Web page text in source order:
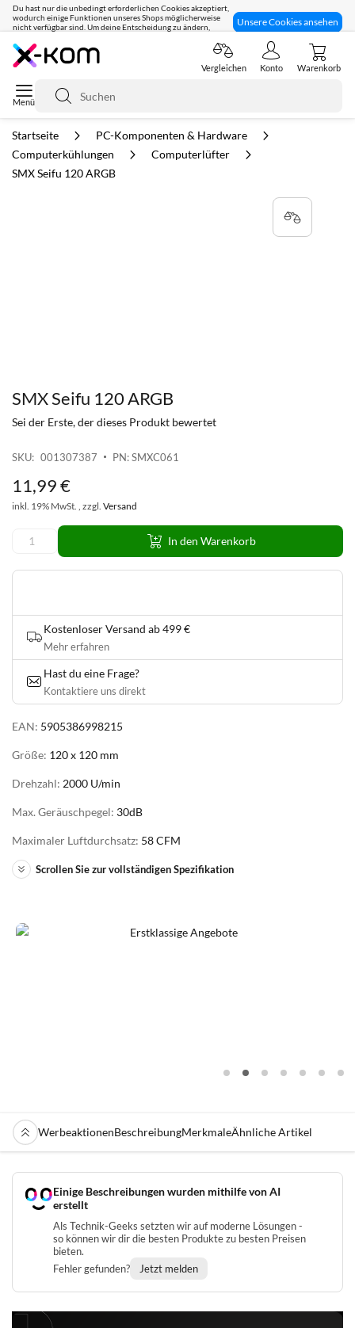
Du hast nur die unbedingt erforderlichen Cookies akzeptiert,
wodurch einige Funktionen unseres Shops möglicherweise
nicht verfügbar sind. Um deine Entscheidung zu ändern,
Unsere Cookies ansehen
Seit 8 Jahren für dich da!
Suche
Vergleichen Konto Warenkorb
Startseite
PC-Komponenten & Hardware
Computerkühlungen
Computerlüfter
SMX Seifu 120 ARGB
SMX Seifu 120 ARGB
SKU 001307387 PN: SMXC061
Sei der Erste, der dieses Produkt bewertet
EAN: 5905386998215
Größe: 120 x 120 mm
Drehzahl: 2000 U/min
Max. Geräuschpegel: 30dB
Maximaler Luftdurchsatz: 58 CFM
Scrollen Sie zur vollständigen Spezifikation
11,99€
inkl. 19% MwSt. , zzgl. Versand
In den Warenkorb
Kostenloser Versand ab 499 €
Mehr erfahren
Hast du eine Frage?
Kontaktiere uns direkt
Zum
Bildgalerie
WerbeaktionenBeschreibungMerkmaleÄhnliche Artikel
Einige Beschreibungen wurden mithilfe von AI
erstellt
Als Technik-Geeks setzten wir auf moderne Lösungen -
so können wir dir die besten Produkte zu besten Preisen
bieten.
Fehler gefunden?
Jetzt melden